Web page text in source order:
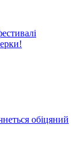
обіцяний